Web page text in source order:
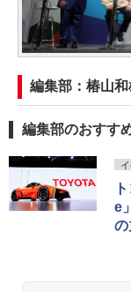
編集部：椿山和
編集部のおすす
e
の